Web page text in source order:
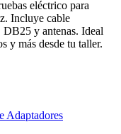
eléctrico para
Incluye cable
y antenas. Ideal
y más desde tu taller.